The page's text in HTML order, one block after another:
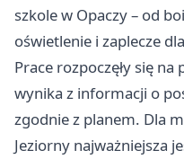
szkole w Opaczy – od
oświetlenie i zaplecze
Prace rozpoczęły się
wynika z informacji o
zgodnie z planem. Dla
Jeziorny najważniejsza